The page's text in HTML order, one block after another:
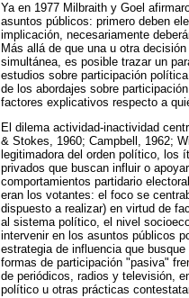
Ya en 1977 Milbraith y Goel
asuntos públicos: primero deben
implicación, necesariamente
Más allá de que una u otra
simultánea, es posible trazar un
estudios sobre participación
de los abordajes sobre
factores explicativos respecto a
El dilema actividad-inactividad
& Stokes, 1960; Campbell, 1962;
legitimadora del orden político, los
privados que buscan influir o
comportamientos partidario
eran los votantes: el foco se
dispuesto a realizar) en virtud de
al sistema político, el nivel
intervenir en los asuntos públicos
estrategia de influencia que
formas de participación "pasiva"
de periódicos, radios y televisión,
político u otras prácticas